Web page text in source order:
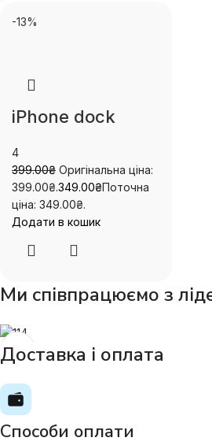
-13%
iPhone dock
4
399.00₴ Оригінальна ціна:
399.00₴.349.00₴Поточна
ціна: 349.00₴.
Додати в кошик
Ми співпрацюємо з
Доставка і оплата
Способи оплати